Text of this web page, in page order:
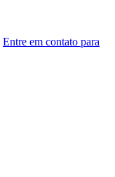
Entre em contato para